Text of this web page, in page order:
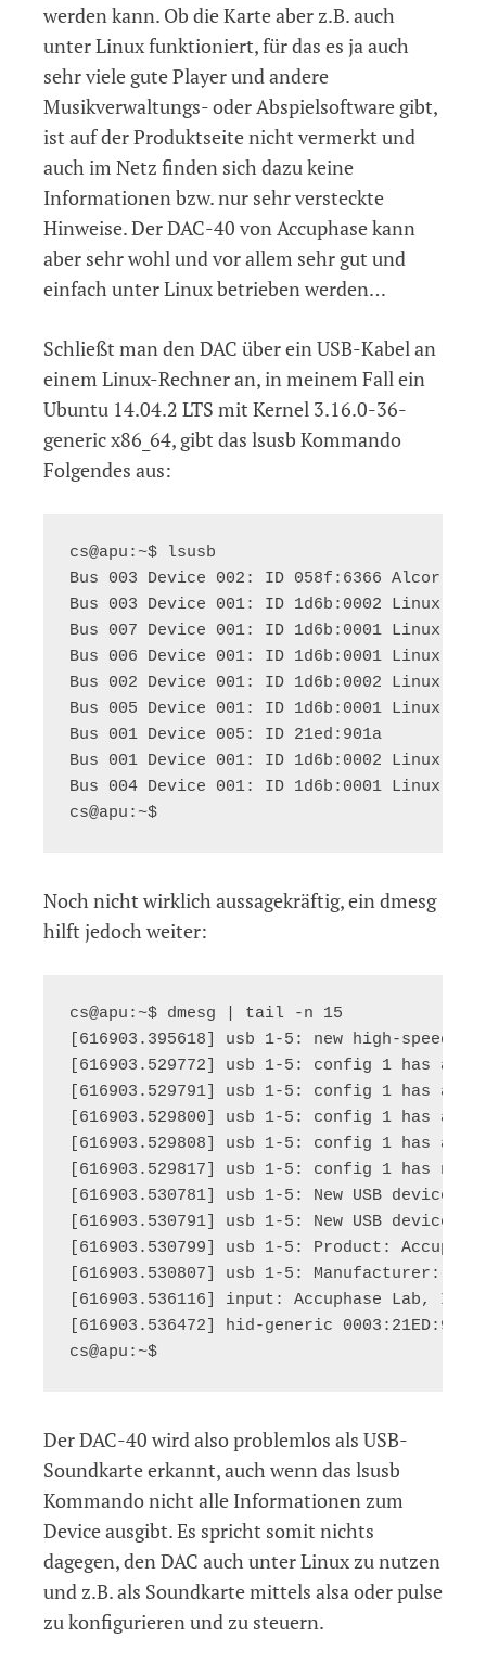
werden kann. Ob die Karte aber z.B. auch
unter Linux funktioniert, für das es ja auch
sehr viele gute Player und andere
Musikverwaltungs- oder Abspielsoftware gibt,
ist auf der Produktseite nicht vermerkt und
auch im Netz finden sich dazu keine
Informationen bzw. nur sehr versteckte
Hinweise. Der DAC-40 von Accuphase kann
aber sehr wohl und vor allem sehr gut und
einfach unter Linux betrieben werden…
Schließt man den DAC über ein USB-Kabel an
einem Linux-Rechner an, in meinem Fall ein
Ubuntu 14.04.2 LTS mit Kernel 3.16.0-36-
generic x86_64, gibt das lsusb Kommando
Folgendes aus:
cs@apu:~$ lsusb
Bus 003 Device 002: ID 058f:6366 Alcor
Bus 003 Device 001: ID 1d6b:0002 Linux
Bus 007 Device 001: ID 1d6b:0001 Linux
Bus 006 Device 001: ID 1d6b:0001 Linux
Bus 002 Device 001: ID 1d6b:0002 Linux
Bus 005 Device 001: ID 1d6b:0001 Linux
Bus 001 Device 005: ID 21ed:901a
Bus 001 Device 001: ID 1d6b:0002 Linux
Bus 004 Device 001: ID 1d6b:0001 Linux
Noch nicht wirklich aussagekräftig, ein dmesg
hilft jedoch weiter:
cs@apu:~$ dmesg | tail -n 15
[616903.395618] usb 1-5: new high-speed
[616903.529772] usb 1-5: config 1 has
[616903.529791] usb 1-5: config 1 has
[616903.529800] usb 1-5: config 1 has
[616903.529808] usb 1-5: config 1 has
[616903.529817] usb 1-5: config 1 has no
[616903.530781] usb 1-5: New USB device
[616903.530791] usb 1-5: New USB device
[616903.530799] usb 1-5: Product:
[616903.530807] usb 1-5: Manufacturer:
[616903.536116] input: Accuphase Lab,
[616903.536472] hid-generic
Der DAC-40 wird also problemlos als USB-
Soundkarte erkannt, auch wenn das lsusb
Kommando nicht alle Informationen zum
Device ausgibt. Es spricht somit nichts
dagegen, den DAC auch unter Linux zu nutzen
und z.B. als Soundkarte mittels alsa oder pulse
zu konfigurieren und zu steuern.